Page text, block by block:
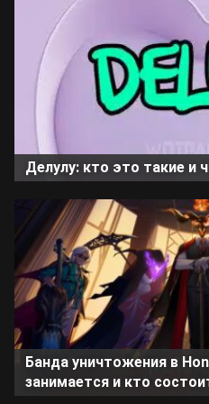
Делулу: кто это такие и
Банда уничтожения в
занимается и кто